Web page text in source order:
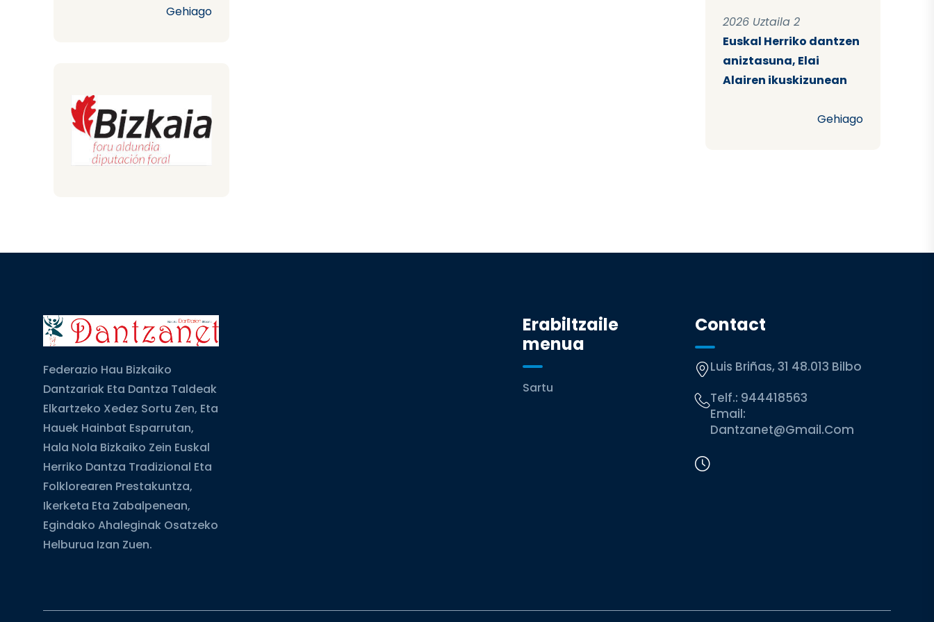
Gehiago
2026 Uztaila 2
Euskal Herriko dantzen
aniztasuna, Elai
Alairen ikuskizunean
Gehiago
Federazio Hau Bizkaiko
Dantzariak Eta Dantza Taldeak
Elkartzeko Xedez Sortu Zen, Eta
Hauek Hainbat Esparrutan,
Hala Nola Bizkaiko Zein Euskal
Herriko Dantza Tradizional Eta
Folklorearen Prestakuntza,
Ikerketa Eta Zabalpenean,
Egindako Ahaleginak Osatzeko
Helburua Izan Zuen.
Erabiltzaile
menua
Sartu
Contact
Luis Briñas, 31 48.013 Bilbo
Telf.: 944418563
Email:
Dantzanet@gmail.com